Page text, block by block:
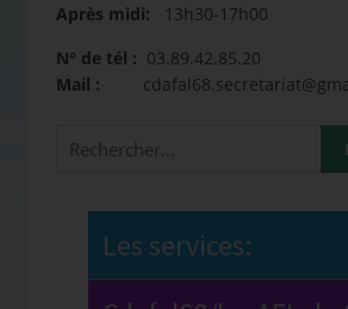
Après midi: 13h30-17h00
N° de tél : 03.89.42.85.20
Mail :